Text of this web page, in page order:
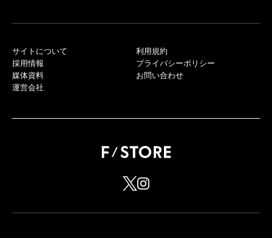
サイトについて
採用情報
媒体資料
運営会社
利用規約
プライバシーポリシー
お問い合わせ